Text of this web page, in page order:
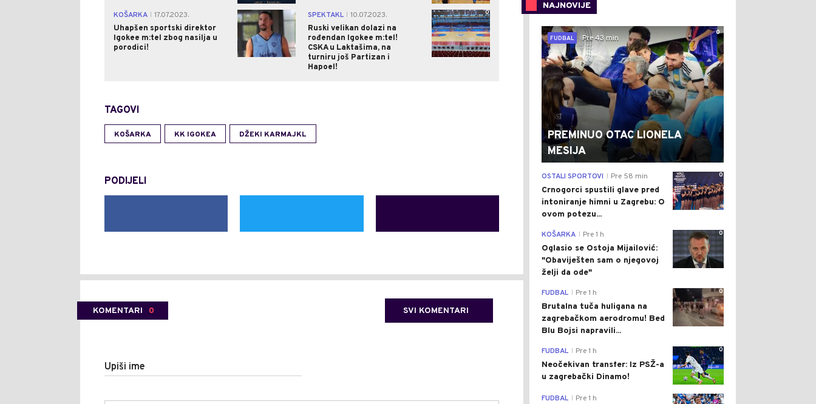
KOŠARKA
17.07.2023.
Uhapšen sportski direktor
Igokee m:tel zbog nasilja u
porodici!
0 SPEKTAKL
10.07.2023.
Ruski velikan dolazi na
rođendan Igokee m:tel!
CSKA u Laktašima, na
turniru još Partizan i
Hapoel!
0
TAGOVI
KOŠARKA KK IGOKEA DŽEKI KARMAJKL
PODIJELI
KOMENTARI 0 SVI KOMENTARI
Upiši ime
NAJNOVIJE
0
FUDBAL
Pre 43 min
PREMINUO OTAC LIONELA
MESIJA
0
OSTALI SPORTOVI Pre 58 min
Crnogorci spustili glave pred
intoniranje himni u Zagrebu: O
ovom potezu...
0
KOŠARKA Pre 1 h
Oglasio se Ostoja Mijailović:
"Obaviješten sam o njegovoj
želji da ode"
0
FUDBAL Pre 1 h
Brutalna tuča huligana na
zagrebačkom aerodromu! Bed
Blu Bojsi napravili...
0
FUDBAL Pre 1 h
Neočekivan transfer: Iz PSŽ-a
u zagrebački Dinamo!
0
FUDBAL Pre 1 h